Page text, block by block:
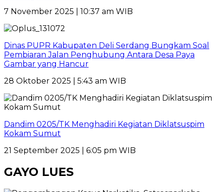
7 November 2025 | 10:37 am WIB
Dinas PUPR Kabupaten Deli Serdang Bungkam Soal
Pembiaran Jalan Penghubung Antara Desa Paya
Gambar yang Hancur
28 Oktober 2025 | 5:43 am WIB
Dandim 0205/TK Menghadiri Kegiatan Diklatsuspim
Kokam Sumut
21 September 2025 | 6:05 pm WIB
GAYO LUES